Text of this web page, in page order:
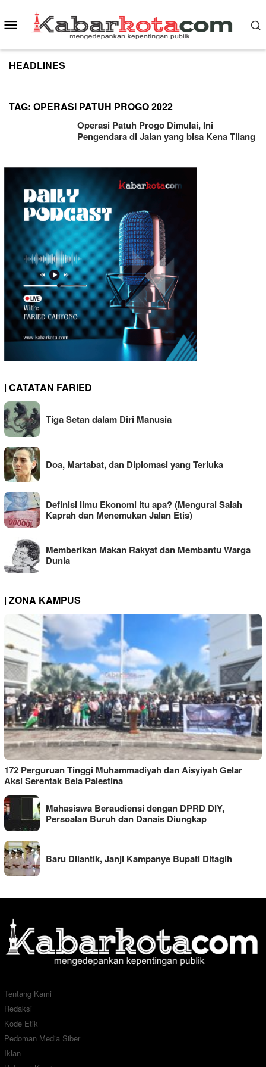
to
content
Mobile
Menu
HEADLINES
TAG: OPERASI PATUH PROGO 2022
Operasi Patuh Progo Dimulai, Ini
Pengendara di Jalan yang bisa Kena Tilang
| CATATAN FARIED
Tiga Setan dalam Diri Manusia
Doa, Martabat, dan Diplomasi yang Terluka
Definisi Ilmu Ekonomi itu apa? (Mengurai Salah
Kaprah dan Menemukan Jalan Etis)
Memberikan Makan Rakyat dan Membantu Warga
Dunia
| ZONA KAMPUS
172 Perguruan Tinggi Muhammadiyah dan Aisyiyah Gelar
Aksi Serentak Bela Palestina
Mahasiswa Beraudiensi dengan DPRD DIY,
Persoalan Buruh dan Danais Diungkap
Baru Dilantik, Janji Kampanye Bupati Ditagih
Tentang Kami
Redaksi
Kode Etik
Pedoman Media Siber
Iklan